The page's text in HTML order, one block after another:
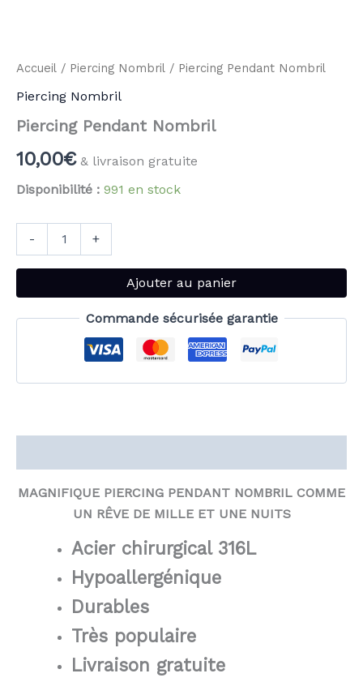
Accueil / Piercing Nombril / Piercing Pendant Nombril
Piercing Nombril
Piercing Pendant Nombril
10,00€ & livraison gratuite
Disponibilité : 991 en stock
- +
Ajouter au panier
Commande sécurisée garantie
MAGNIFIQUE PIERCING PENDANT NOMBRIL COMME
UN RÊVE DE MILLE ET UNE NUITS
Acier chirurgical 316L
Hypoallergénique
Durables
Très populaire
Livraison gratuite